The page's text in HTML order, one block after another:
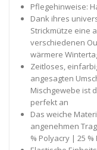
Pflegehinweise:
Dank ihres
Strickmütze eine
verschiedenen
wärmere
Zeitloses,
angesagten
Mischgewebe ist
perfekt an
Das weiche
angenehmen
% Polyacry | 25